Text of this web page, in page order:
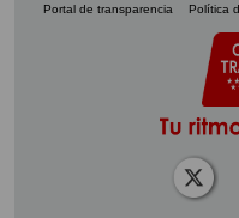
Portal de transparencia Política